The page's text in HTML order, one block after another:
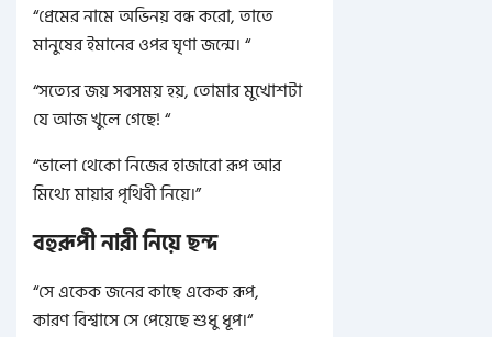
“প্রেমের নামে অভিনয় বন্ধ করো, তাতে
মানুষের ইমানের ওপর ঘৃণা জন্মে। “
“সত্যের জয় সবসময় হয়, তোমার মুখোশটা
যে আজ খুলে গেছে! “
“ভালো থেকো নিজের হাজারো রূপ আর
মিথ্যে মায়ার পৃথিবী নিয়ে।”
বহুরূপী নারী নিয়ে ছন্দ
“সে একেক জনের কাছে একেক রূপ,
কারণ বিশ্বাসে সে পেয়েছে শুধু ধূপ।“